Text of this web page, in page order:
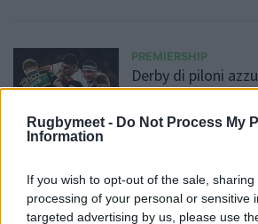
Rugbymeet - Do Not Process My
Information
If you wish to opt-out of the sale,
processing of your personal or sensitive
targeted advertising by us, please use
PREMIERSHIP
Derby di piloni
scatenato in meta
Daniele Goegan /
PREMIERSHIP
Super Edoardo